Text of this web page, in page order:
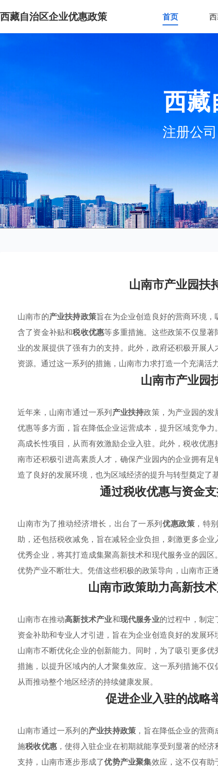
西藏自治区企业优惠政策 首页
西藏
注册公
山南市产业园扶
山南市的产业扶持政策旨在为企业创造良好的营商环境
含了资金补贴和税收优惠等多重措施。这些政策不仅显
业的发展提供了强有力的支持。此外，政府还积极开展
资源。通过这一系列的措施，山南市力求打造一个充满
山南市产业园
近年来，山南市通过一系列产业扶持政策，为产业园的
优惠等多方面，旨在降低企业运营成本，提升区域竞争
高成长性项目，从而有效激励企业入驻。此外，税收优
南市还积极引进高素质人才，确保产业园内的企业拥有
造了良好的发展环境，也为区域经济的提升与转型奠定了
通过税收优惠与资金
山南市为了推动经济增长，出台了一系列优惠政策 ，特
助，还包括税收减免，旨在减轻企业负担，刺激更多企
优秀企业，将其打造成集聚高新技术和现代服务业的园区
优势产业不断壮大。凭借这些积极的政策导向，山南市正
山南市政策助力高新技
山南市在推动高新技术产业和现代服务业的过程中，制定
资金补助和专业人才引进，旨在为企业创造良好的发展
山南市不断优化企业的创新能力。同时，为了吸引更多优
措施，以提升区域内的人才聚集效应。这一系列措施不
从而推动整个地区经济的持续健康发展。
促进企业入驻的战略
山南市通过一系列的产业扶持政策 ，旨在降低企业的营
施税收优惠 ，使得入驻企业在初期就能享受到显著的经
支持，山南市逐步形成了优势产业聚集效应，这不仅有